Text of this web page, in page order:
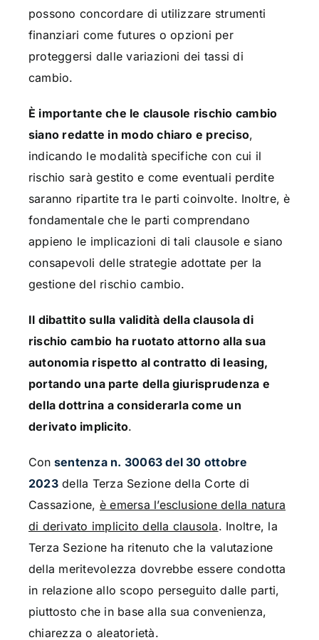
possono concordare di utilizzare strumenti
finanziari come futures o opzioni per
proteggersi dalle variazioni dei tassi di
cambio.
È importante che le clausole rischio cambio
siano redatte in modo chiaro e preciso,
indicando le modalità specifiche con cui il
rischio sarà gestito e come eventuali perdite
saranno ripartite tra le parti coinvolte. Inoltre, è
fondamentale che le parti comprendano
appieno le implicazioni di tali clausole e siano
consapevoli delle strategie adottate per la
gestione del rischio cambio.
Il dibattito sulla validità della clausola di
rischio cambio ha ruotato attorno alla sua
autonomia rispetto al contratto di leasing,
portando una parte della giurisprudenza e
della dottrina a considerarla come un
derivato implicito.
Con sentenza n. 30063 del 30 ottobre
2023della Terza Sezione della Corte di
Cassazione, è emersa l’esclusione della natura
di derivato implicito della clausola. Inoltre, la
Terza Sezione ha ritenuto che la valutazione
della meritevolezza dovrebbe essere condotta
in relazione allo scopo perseguito dalle parti,
piuttosto che in base alla sua convenienza,
chiarezza o aleatorietà.